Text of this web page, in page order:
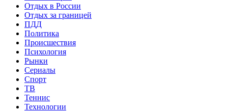
Отдых в России
Отдых за границей
ПДД
Политика
Происшествия
Психология
Рынки
Сериалы
Спорт
ТВ
Теннис
Технологии